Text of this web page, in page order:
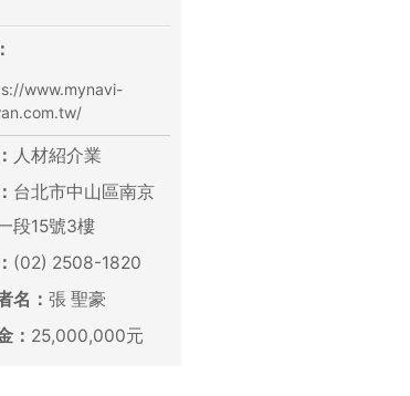
www.mynavi-
人材紹介業
台北市中山區南京
段15號3樓
(02) 2508-1820
名： 張 聖豪
： 25,000,000元